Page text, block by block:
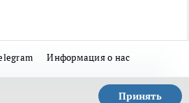
Информация о нас
Принять